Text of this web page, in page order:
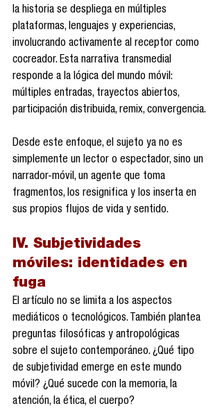
la historia se despliega en múltiples
plataformas, lenguajes y experiencias,
involucrando activamente al receptor como
cocreador. Esta narrativa transmedial
responde a la lógica del mundo móvil:
múltiples entradas, trayectos abiertos,
participación distribuida, remix, convergencia.
Desde este enfoque, el sujeto ya no es
simplemente un lector o espectador, sino un
narrador-móvil, un agente que toma
fragmentos, los resignifica y los inserta en
sus propios flujos de vida y sentido.
IV. Subjetividades
móviles: identidades en
fuga
El artículo no se limita a los aspectos
mediáticos o tecnológicos. También plantea
preguntas filosóficas y antropológicas
sobre el sujeto contemporáneo. ¿Qué tipo
de subjetividad emerge en este mundo
móvil? ¿Qué sucede con la memoria, la
atención, la ética, el cuerpo?